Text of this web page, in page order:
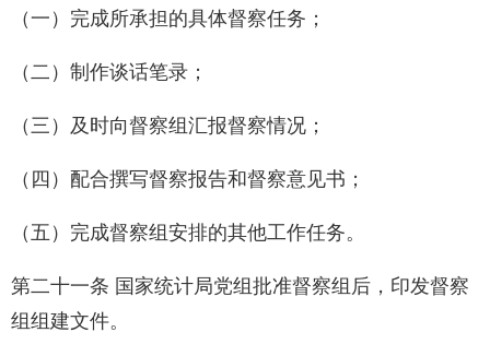
（一）完成所承担的具体督察任务；
（二）制作谈话笔录；
（三）及时向督察组汇报督察情况；
（四）配合撰写督察报告和督察意见书；
（五）完成督察组安排的其他工作任务。
第二十一条 国家统计局党组批准督察组后，印发督察
组组建文件。